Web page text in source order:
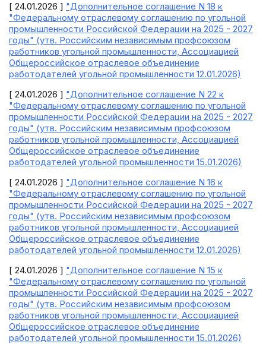
[ 24.01.2026 ] "Дополнительное соглашение N 18 к
"Федеральному отраслевому соглашению по угольной
промышленности Российской Федерации на 2025 - 2027
годы" (утв. Российским независимым профсоюзом
работников угольной промышленности, Ассоциацией
Общероссийское отраслевое объединение
работодателей угольной промышленности 12.01.2026)
[ 24.01.2026 ] "Дополнительное соглашение N 22 к
"Федеральному отраслевому соглашению по угольной
промышленности Российской Федерации на 2025 - 2027
годы" (утв. Российским независимым профсоюзом
работников угольной промышленности, Ассоциацией
Общероссийское отраслевое объединение
работодателей угольной промышленности 15.01.2026)
[ 24.01.2026 ] "Дополнительное соглашение N 16 к
"Федеральному отраслевому соглашению по угольной
промышленности Российской Федерации на 2025 - 2027
годы" (утв. Российским независимым профсоюзом
работников угольной промышленности, Ассоциацией
Общероссийское отраслевое объединение
работодателей угольной промышленности 12.01.2026)
[ 24.01.2026 ] "Дополнительное соглашение N 15 к
"Федеральному отраслевому соглашению по угольной
промышленности Российской Федерации на 2025 - 2027
годы" (утв. Российским независимым профсоюзом
работников угольной промышленности, Ассоциацией
Общероссийское отраслевое объединение
работодателей угольной промышленности 15.01.2026)